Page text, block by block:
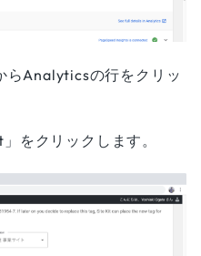
らAnalyticsの行をクリッ
をクリックします。